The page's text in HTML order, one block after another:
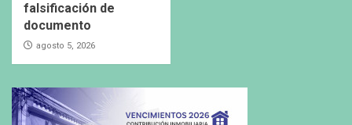
falsificación de
documento
agosto 5, 2026